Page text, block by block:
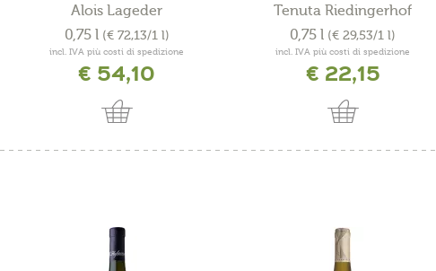
Alois Lageder
0,75 l (€ 72,13/1 l)
incl. IVA più costi di spedizione
€ 54,10
Tenuta Riedingerhof
0,75 l (€ 29,53/1 l)
incl. IVA più costi di spedizione
€ 22,15